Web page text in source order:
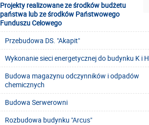
Projekty realizowane ze środków budżetu
państwa lub ze środków Państwowego
Funduszu Celowego
Przebudowa DS. "Akapit"
Wykonanie sieci energetycznej do budynku K i H
Budowa magazynu odczynników i odpadów
chemicznych
Budowa Serwerowni
Rozbudowa budynku "Arcus"